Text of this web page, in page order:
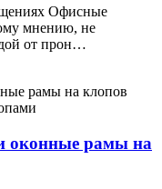
Офисные
мнению, не
от прон…
оконные рамы на